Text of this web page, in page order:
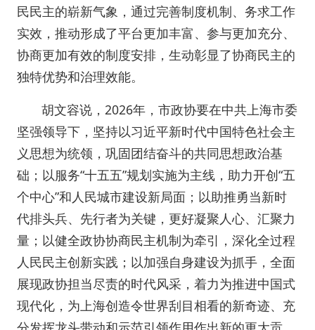
民民主的崭新气象，通过完善制度机制、务求工作
实效，推动形成了平台更加丰富、参与更加充分、
协商更加有效的制度安排，生动彰显了协商民主的
独特优势和治理效能。
胡文容说，2026年，市政协要在中共上海市委
坚强领导下，坚持以习近平新时代中国特色社会主
义思想为统领，巩固团结奋斗的共同思想政治基
础；以服务“十五五”规划实施为主线，助力开创“五
个中心”和人民城市建设新局面；以助推勇当新时
代排头兵、先行者为关键，更好凝聚人心、汇聚力
量；以健全政协协商民主机制为牵引，深化全过程
人民民主创新实践；以加强自身建设为抓手，全面
展现政协担当尽责的时代风采，着力为推进中国式
现代化，为上海创造令世界刮目相看的新奇迹、充